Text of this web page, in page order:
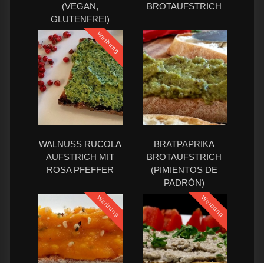
(VEGAN,
GLUTENFREI)
BROTAUFSTRICH
Werbung
WALNUSS RUCOLA
AUFSTRICH MIT
ROSA PFEFFER
BRATPAPRIKA
BROTAUFSTRICH
(PIMIENTOS DE
PADRÓN)
Werbung Werbung